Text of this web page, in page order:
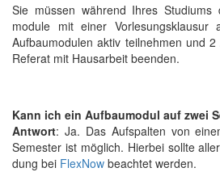
Sie müssen während Ihres
module mit einer
Aufbaumodulen aktiv teilnehmen und
Referat mit Hausarbeit beenden.
Kann ich ein Aufbaumodul auf zwei
Antwort: Ja. Das Aufspalten von
Semester ist möglich. Hierbei sollte
dung bei FlexNow beachtet werden.